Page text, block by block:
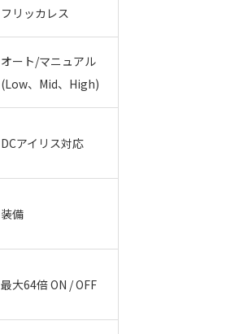
フリッカレス
オート/マニュアル
(Low、Mid、High)
DCアイリス対応
装備
最大64倍 ON / OFF